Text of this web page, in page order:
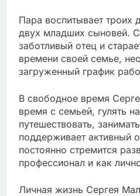
Пара воспитывает троих
двух младших сыновей.
заботливый отец и
времени своей семье,
загруженный график
В свободное время
время с семьей, гулять
путешествовать,
поддерживает активный
постоянно стремится
профессионал и как
Личная жизнь Сергея